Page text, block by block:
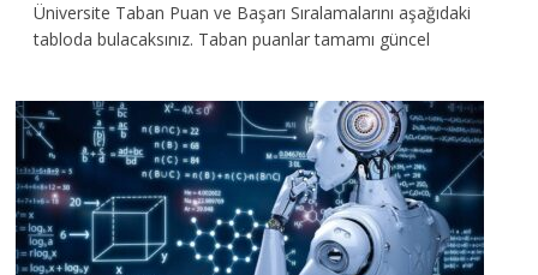
Üniversite Taban Puan ve Başarı Sıralamalarını aşağıdaki
tabloda bulacaksınız. Taban puanlar tamamı güncel